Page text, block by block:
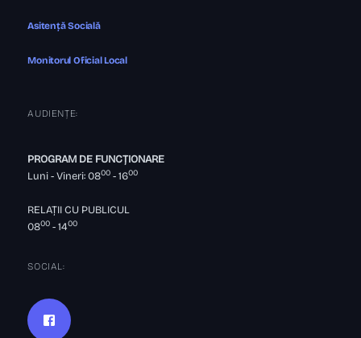
Asitență Socială
Monitorul Oficial Local
AUDIENȚE:
PROGRAM DE FUNCȚIONARE
Luni - Vineri: 0800 - 1600
RELAȚII CU PUBLICUL
0800 - 1400
SOCIAL: